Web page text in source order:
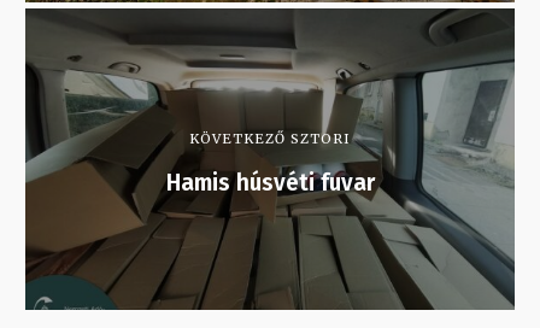
KÖVETKEZŐ SZTORI
Hamis húsvéti fuvar